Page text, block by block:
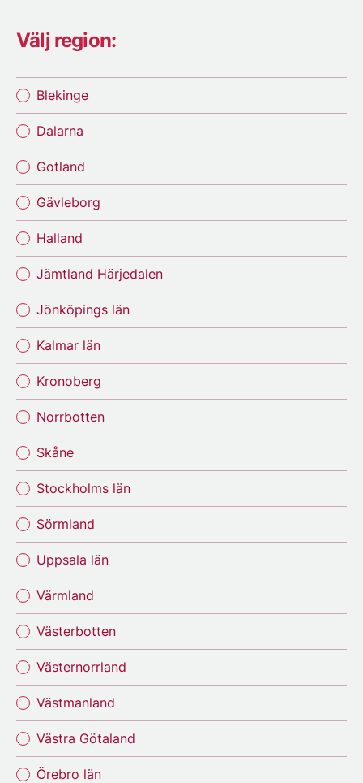
Välj region:
Blekinge
Dalarna
Gotland
Gävleborg
Halland
Jämtland Härjedalen
Jönköpings län
Kalmar län
Kronoberg
Norrbotten
Skåne
Stockholms län
Sörmland
Uppsala län
Värmland
Västerbotten
Västernorrland
Västmanland
Västra Götaland
Örebro län